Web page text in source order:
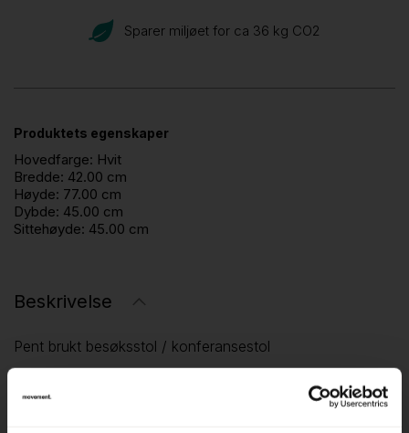
Sparer miljøet for ca 36 kg CO2
Produktets egenskaper
Hovedfarge: Hvit
Bredde: 42.00 cm
Høyde: 77.00 cm
Dybde: 45.00 cm
Sittehøyde: 45.00 cm
Beskrivelse
Pent brukt besøksstol / konferansestol